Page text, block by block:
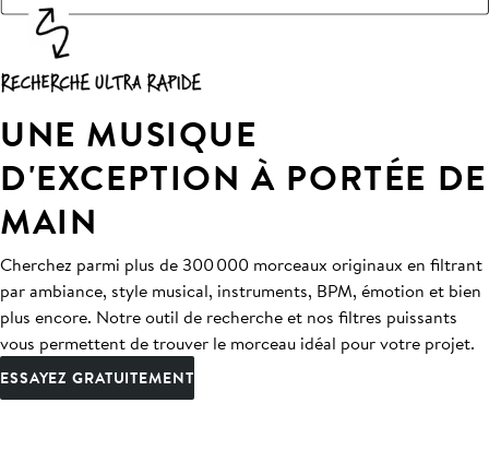
UNE MUSIQUE
D'EXCEPTION À PORTÉE DE
MAIN
Cherchez parmi plus de 300 000 morceaux originaux en filtrant
par ambiance, style musical, instruments, BPM, émotion et bien
plus encore. Notre outil de recherche et nos filtres puissants
vous permettent de trouver le morceau idéal pour votre projet.
ESSAYEZ GRATUITEMENT